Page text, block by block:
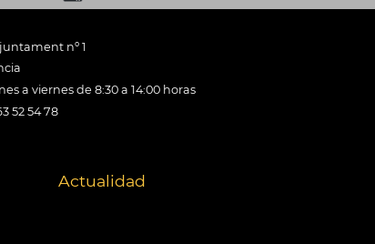
nº 1
a viernes de 8:30 a 14:00 horas
52 54 78
Actualidad